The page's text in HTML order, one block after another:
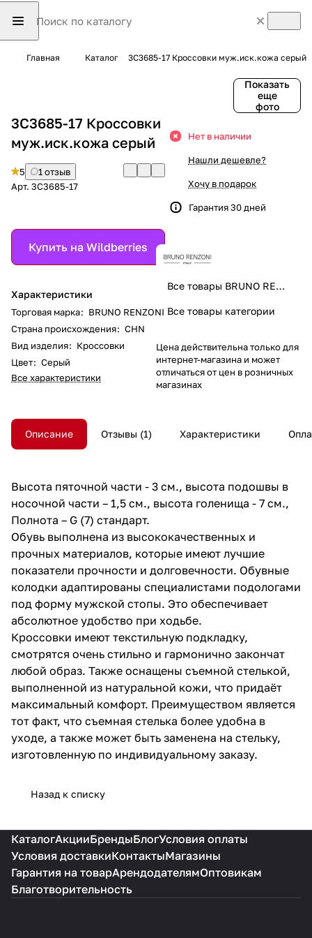
Главная Каталог 3C3685-17 Кроссовки муж.иск.кожа серый
Показать
еще
фото
3C3685-17 Кроссовки
муж.иск.кожа серый
5
1 отзыв
Арт. 3C3685-17
Купить на Wildberries
Характеристики
Торговая марка: BRUNO RENZONI
Страна происхождения: CHN
Вид изделия: Кроссовки
Цвет: Серый
Все характеристики
Нет в наличии
Нашли дешевле?
Хочу в подарок
Гарантия 30 дней
Все товары BRUNO RENZONI
Все товары категории
Цена действительна только для
интернет-магазина и может
отличаться от цен в розничных
магазинах
Описание Отзывы 1 Характеристики
Высота пяточной части - 3 см., высота подошвы в
носочной части – 1,5 см., высота голенища - 7 см.,
Полнота – G (7) стандарт.
Обувь выполнена из высококачественных и
прочных материалов, которые имеют лучшие
показатели прочности и долговечности. Обувные
колодки адаптированы специалистами подологами
под форму мужской стопы. Это обеспечивает
абсолютное удобство при ходьбе.
Кроссовки имеют текстильную подкладку,
смотрятся очень стильно и гармонично закончат
любой образ. Также оснащены съемной стелькой,
выполненной из натуральной кожи, что придаёт
максимальный комфорт. Преимуществом является
тот факт, что съемная стелька более удобна в
уходе, а также может быть заменена на стельку,
изготовленную по индивидуальному заказу.
Назад к списку
КаталогАкцииБрендыБлогУсловия оплаты
Условия доставкиКонтактыМагазины
Гарантия на товарАрендодателямОптовикам
Благотворительность